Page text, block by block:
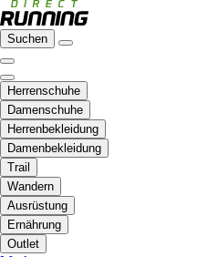
Suchen
Herrenschuhe
Damenschuhe
Herrenbekleidung
Damenbekleidung
Trail
Wandern
Ausrüstung
Ernährung
Outlet